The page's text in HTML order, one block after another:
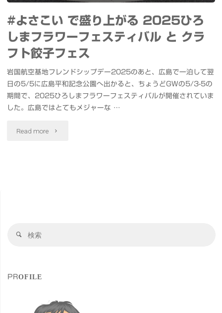
#よさこい で盛り上がる 2025ひろ
しまフラワーフェスティバル と クラ
フト餃子フェス
岩国航空基地フレンドシップデー2025のあと、広島で一泊して翌
日の5/5に広島平和記念公園へ出かると、ちょうどGWの5/3-5の
期間で、2025ひろしまフラワーフェスティバルが開催されていま
した。広島ではとてもメジャーな …
Read more "#
が
検
PROFILE